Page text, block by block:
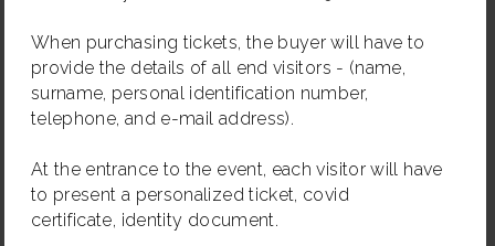
koncertsezonas, kas piecas jūlija piektdienas piepildīs
Jūrkalnes jauno dabas koncertzāli. Koncertsezona
notiek VKKF mērķprogrammas "KultūrElpa" ietvaros.
Vējturu nama sēdvietas būs pieejamas personām ar
derīgu digitālo Covid sertifikātu, kas apliecina
vakcināciju pret Covid-19 vai pārslimošanas faktu, un
personas apliecinošu dokumentu. Koncertā tiks
ievēroti visi valstī noteiktie epidemioloģiskās drošības
When purchasing tickets, the buyer will have to
provide the details of all end visitors - (name,
surname, personal identification number,
telephone, and e-mail address).
At the entrance to the event, each visitor will have
to present a personalized ticket, covid
certificate, identity document.